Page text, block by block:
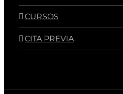
CURSOS
CITA PREVIA